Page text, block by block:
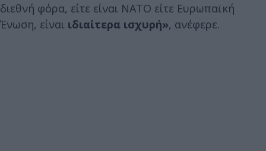
διεθνή φόρα, είτε είναι ΝΑΤΟ είτε Ευρωπαϊκή
Ένωση, είναι ιδιαίτερα ισχυρή», ανέφερε.